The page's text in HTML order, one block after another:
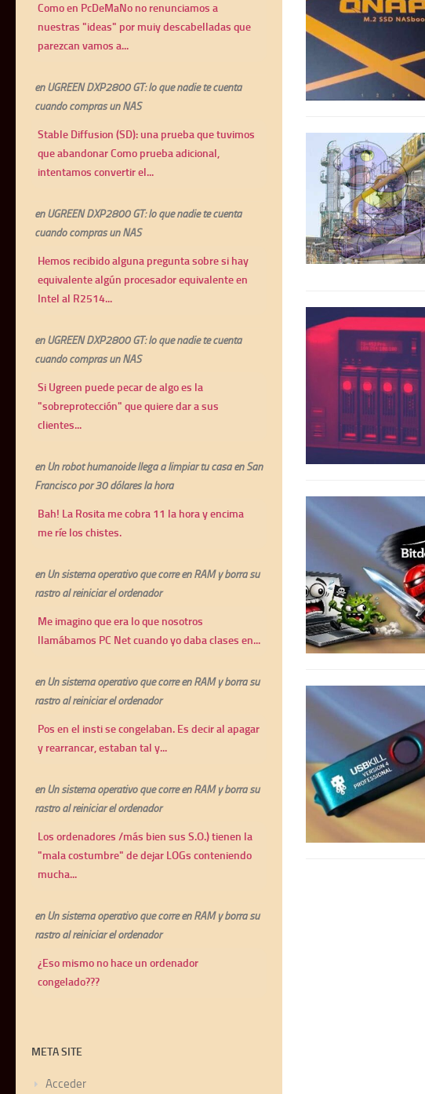
Como en PcDeMaNo no renunciamos a
nuestras "ideas" por muiy descabelladas que
parezcan vamos a...
enUGREEN DXP2800 GT: lo que nadie te cuenta
cuando compras un NAS
Stable Diffusion (SD): una prueba que tuvimos
que abandonar Como prueba adicional,
intentamos convertir el...
enUGREEN DXP2800 GT: lo que nadie te cuenta
cuando compras un NAS
Hemos recibido alguna pregunta sobre si hay
equivalente algún procesador equivalente en
Intel al R2514...
enUGREEN DXP2800 GT: lo que nadie te cuenta
cuando compras un NAS
Si Ugreen puede pecar de algo es la
"sobreprotección" que quiere dar a sus
clientes...
enUn robot humanoide llega a limpiar tu casa en San
Francisco por 30 dólares la hora
Bah! La Rosita me cobra 11 la hora y encima
me ríe los chistes.
enUn sistema operativo que corre en RAM y borra su
rastro al reiniciar el ordenador
Me imagino que era lo que nosotros
llamábamos PC Net cuando yo daba clases en...
enUn sistema operativo que corre en RAM y borra su
rastro al reiniciar el ordenador
Pos en el insti se congelaban. Es decir al apagar
y rearrancar, estaban tal y...
enUn sistema operativo que corre en RAM y borra su
rastro al reiniciar el ordenador
Los ordenadores /más bien sus S.O.) tienen la
"mala costumbre" de dejar LOGs conteniendo
mucha...
enUn sistema operativo que corre en RAM y borra su
rastro al reiniciar el ordenador
¿Eso mismo no hace un ordenador
congelado???
META SITE
Acceder